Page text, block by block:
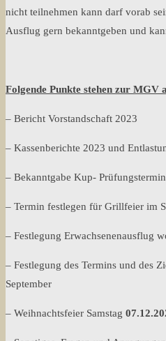
nicht teilnehmen kann darf vorab
Ausflug gern bekanntgeben und
Folgende Punkte stehen zur MGV
– Bericht Vorstandschaft 2023
– Kassenberichte 2023 und
– Bekanntgabe Kup-
– Termin festlegen für Grillfeier im
– Festlegung Erwachsenenausflug
– Festlegung des Termins und des
September
– Weihnachtsfeier Samstag